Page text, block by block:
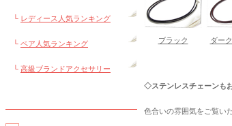
└ レディース人気ランキング
└ ペア人気ランキング
└ 高級ブランドアクセサリー
ブラック ダー
◇ステンレスチェーンも
色合いの雰囲気をご覧い